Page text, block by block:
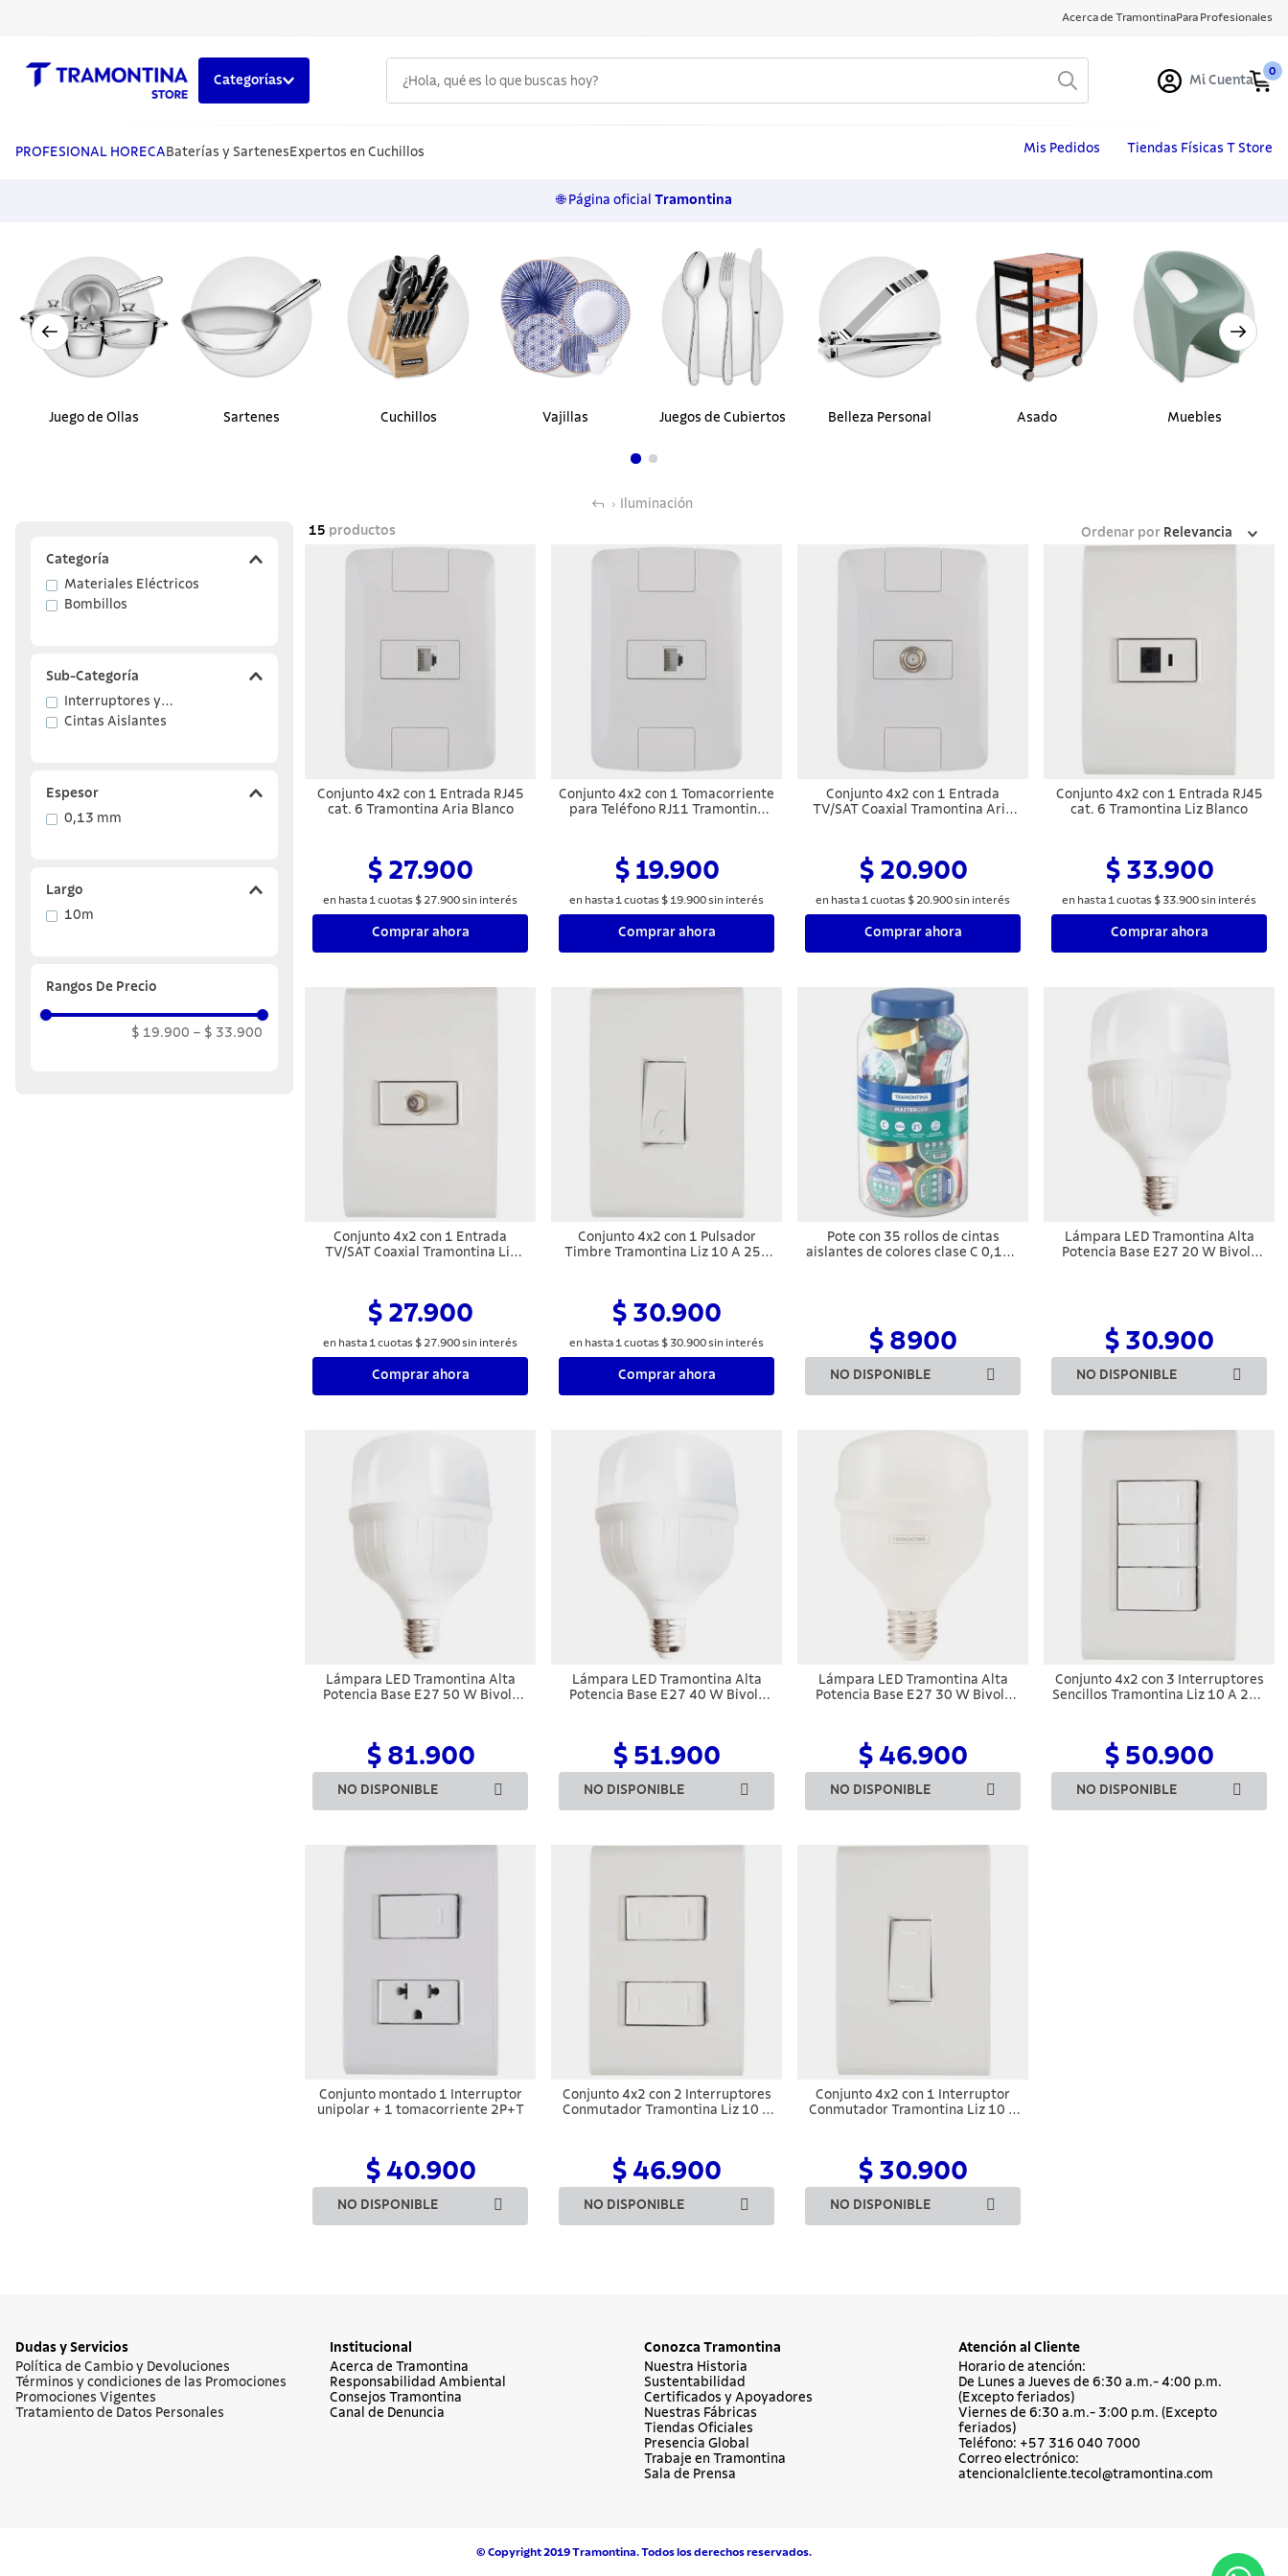
Acerca de TramontinaPara Profesionales
Categorías Mi Cuenta
0
PROFESIONAL HORECA Baterías y Sartenes Expertos en Cuchillos Mis Pedidos Tiendas Físicas T Store
🌐 Página oficial Tramontina
Juego de Ollas Sartenes Cuchillos Vajillas Juegos de Cubiertos Belleza Personal Asado Muebles
Iluminación
Categoría
Materiales Eléctricos
Bombillos
Sub-Categoría
Interruptores y
Tomacorrientes
Cintas Aislantes
Espesor
0,13 mm
Largo
10m
Rangos De Precio
$ 19.900 – $ 33.900
15 productos Ordenar por Relevancia
Conjunto 4x2 con 1 Entrada RJ45
cat. 6 Tramontina Aria Blanco
$ 27.900
en hasta 1 cuotas $ 27.900sin interés
Comprar ahora
Conjunto 4x2 con 1 Tomacorriente
para Teléfono RJ11 Tramontina
$ 19.900
en hasta 1 cuotas $ 19.900sin interés
Comprar ahora
Conjunto 4x2 con 1 Entrada
TV/SAT Coaxial Tramontina Aria
$ 20.900
en hasta 1 cuotas $ 20.900sin interés
Comprar ahora
Conjunto 4x2 con 1 Entrada RJ45
cat. 6 Tramontina Liz Blanco
$ 33.900
en hasta 1 cuotas $ 33.900sin interés
Comprar ahora
Conjunto 4x2 con 1 Entrada
TV/SAT Coaxial Tramontina Liz
$ 27.900
en hasta 1 cuotas $ 27.900sin interés
Comprar ahora
Conjunto 4x2 con 1 Pulsador
Timbre Tramontina Liz 10 A 250
$ 30.900
en hasta 1 cuotas $ 30.900sin interés
Comprar ahora
Pote con 35 rollos de cintas
aislantes de colores clase C 0,13 x
$ 8900
NO DISPONIBLE
Lámpara LED Tramontina Alta
Potencia Base E27 20 W Bivolt
$ 30.900
NO DISPONIBLE
Lámpara LED Tramontina Alta
Potencia Base E27 50 W Bivolt
$ 81.900
NO DISPONIBLE
Lámpara LED Tramontina Alta
Potencia Base E27 40 W Bivolt
$ 51.900
NO DISPONIBLE
Lámpara LED Tramontina Alta
Potencia Base E27 30 W Bivolt
$ 46.900
NO DISPONIBLE
Conjunto 4x2 con 3 Interruptores
Sencillos Tramontina Liz 10 A 250
$ 50.900
NO DISPONIBLE
Conjunto montado 1 Interruptor
unipolar + 1 tomacorriente 2P+T
$ 40.900
NO DISPONIBLE
Conjunto 4x2 con 2 Interruptores
Conmutador Tramontina Liz 10 A
$ 46.900
NO DISPONIBLE
Conjunto 4x2 con 1 Interruptor
Conmutador Tramontina Liz 10 A
$ 30.900
NO DISPONIBLE
Dudas y Servicios
Política de Cambio y Devoluciones
Términos y condiciones de las Promociones
Promociones Vigentes
Tratamiento de Datos Personales
Institucional
Acerca de Tramontina
Responsabilidad Ambiental
Consejos Tramontina
Canal de Denuncia
Conozca Tramontina
Nuestra Historia
Sustentabilidad
Certificados y Apoyadores
Nuestras Fábricas
Tiendas Oficiales
Presencia Global
Trabaje en Tramontina
Sala de Prensa
Atención al Cliente
Horario de atención:
De Lunes a Jueves de 6:30 a.m.- 4:00 p.m.
(Excepto feriados)
Viernes de 6:30 a.m.- 3:00 p.m. (Excepto
feriados)
Teléfono: +57 316 040 7000
Correo electrónico:
atencionalcliente.tecol@tramontina.com
© Copyright 2019 Tramontina. Todos los derechos reservados.
1.
cuchillos
4.
5. ollas
cuchillo
10. olla